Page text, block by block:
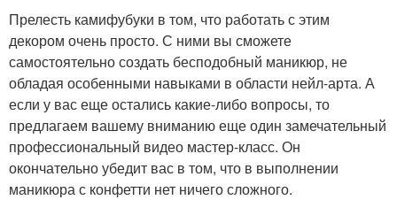
Прелесть камифубуки в том, что работать с этим
декором очень просто. С ними вы сможете
самостоятельно создать бесподобный маникюр, не
обладая особенными навыками в области нейл-арта. А
если у вас еще остались какие-либо вопросы, то
предлагаем вашему вниманию еще один замечательный
профессиональный видео мастер-класс. Он
окончательно убедит вас в том, что в выполнении
маникюра с конфетти нет ничего сложного.